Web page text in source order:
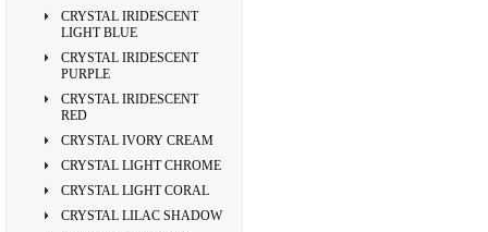
CRYSTAL IRIDESCENT
LIGHT BLUE
CRYSTAL IRIDESCENT
PURPLE
CRYSTAL IRIDESCENT
RED
CRYSTAL IVORY CREAM
CRYSTAL LIGHT CHROME
CRYSTAL LIGHT CORAL
CRYSTAL LILAC SHADOW